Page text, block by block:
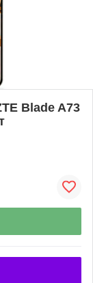
Blade A73